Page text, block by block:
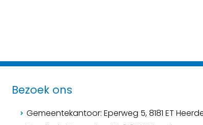
Bezoek ons
Gemeentekantoor: Eperweg 5, 8181 ET